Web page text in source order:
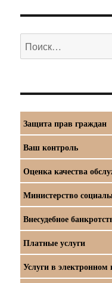
Искать:
Защита прав граждан
Ваш контроль
Оценка качества
Министерство
Внесудебное
Платные услуги
Услуги в электронном